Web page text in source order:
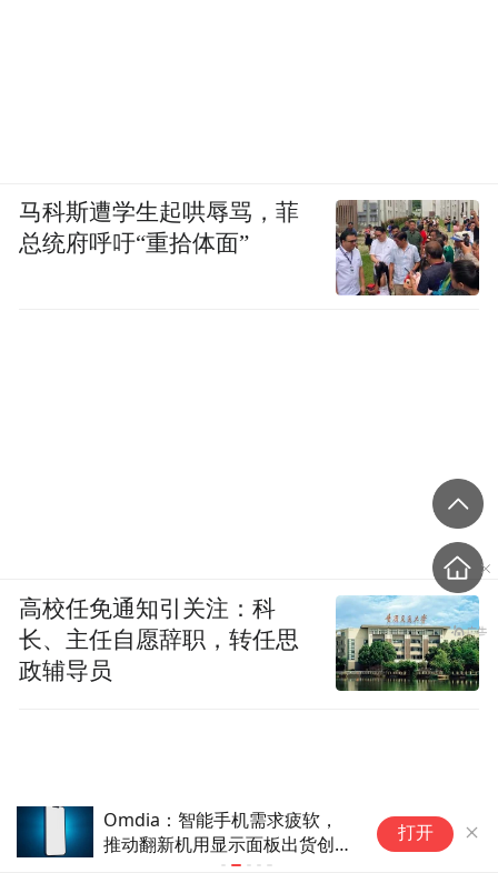
填补技术空白！国内首张第8.5
代高精度掩模基板下线
打开
马科斯遭学生起哄辱骂，菲
总统府呼吁“重拾体面”
高校任免通知引关注：科
长、主任自愿辞职，转任思
政辅导员